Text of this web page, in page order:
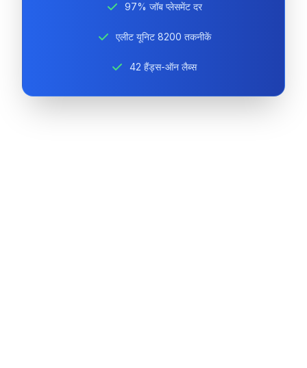
97% जॉब प्लेसमेंट दर
एलीट यूनिट 8200 तकनीकें
42 हैंड्स-ऑन लैब्स